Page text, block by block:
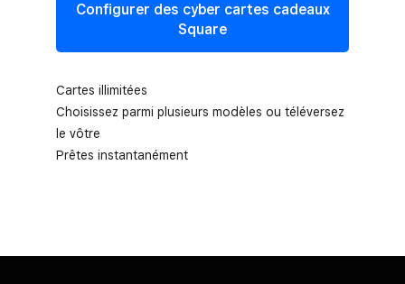
Configurer des cyber cartes cadeaux
Square
Cartes illimitées
Choisissez parmi plusieurs modèles ou téléversez
le vôtre
Prêtes instantanément